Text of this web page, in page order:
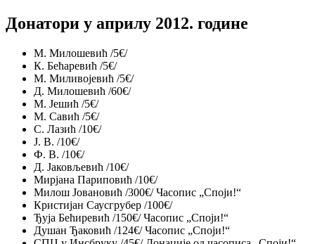
Донатори у априлу 2012. године
М. Милошевић /5€/
К. Бећаревић /5€/
М. Миливојевић /5€/
Д. Милошевић /60€/
М. Јешић /5€/
М. Савић /5€/
С. Лазић /10€/
Ј. В. /10€/
Ф. В. /10€/
Д. Јаковљевић /10€/
Мирјана Париповић /10€/
Милош Јовановић /300€/ Часопис „Споји!“
Кристијан Саусгрубер /100€/
Ђуја Бећиревић /150€/ Часопис „Споји!“
Душан Ђаковић /124€/ Часопис „Споји!“